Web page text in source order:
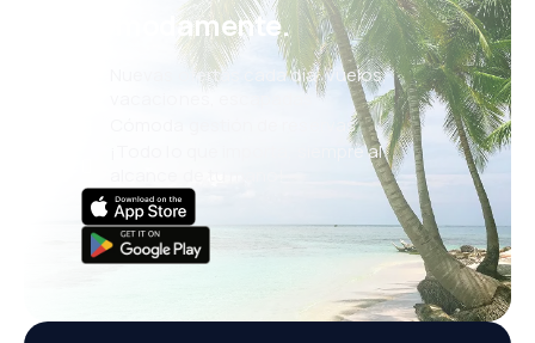
cómodamente.
Nuevas ofertas cada día: vuelos,
vacaciones, escapadas
Cómoda gestión de reservas
¡Todo lo que importa, siempre al